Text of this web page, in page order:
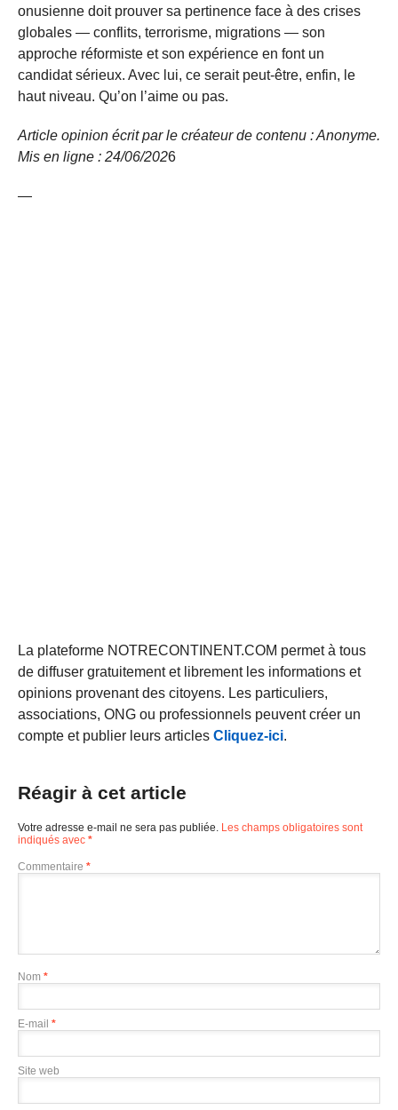
onusienne doit prouver sa pertinence face à des crises
globales — conflits, terrorisme, migrations — son
approche réformiste et son expérience en font un
candidat sérieux. Avec lui, ce serait peut-être, enfin, le
haut niveau. Qu’on l’aime ou pas.
Article opinion écrit par le créateur de contenu : Anonyme.
Mis en ligne : 24/06/2026
—
La plateforme NOTRECONTINENT.COM permet à tous
de diffuser gratuitement et librement les informations et
opinions provenant des citoyens. Les particuliers,
associations, ONG ou professionnels peuvent créer un
compte et publier leurs articles Cliquez-ici.
Réagir à cet article
Votre adresse e-mail ne sera pas publiée. Les champs obligatoires sont
indiqués avec *
Commentaire *
Nom *
E-mail *
Site web